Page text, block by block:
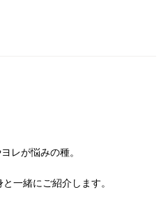
レが悩みの種。
一緒にご紹介します。